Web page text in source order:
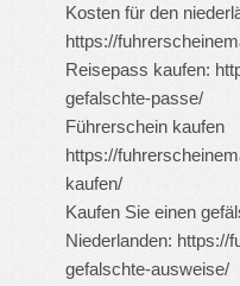
Kosten für den
https://
Reisepass kaufen:
gefalschte-passe/
Führerschein kaufen
https://
kaufen/
Kaufen Sie einen
Niederlanden: https://
gefalschte-ausweise/